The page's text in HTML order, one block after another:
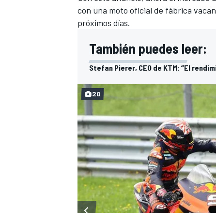
MÁS CATEGORÍAS
con una moto oficial de fábrica
próximos días.
También puedes leer:
Stefan Pierer, CEO de KTM: “El
20